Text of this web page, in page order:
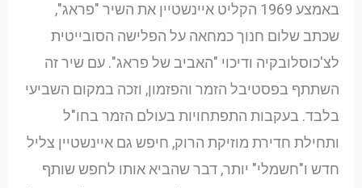
באמצע 1969 הקליט איינשטיין את השיר "פראג",
שכתב שלום חנוך כמחאה על הפלישה הסובייטית
לצ'כוסלובקיה ודיכוי "האביב של פראג". עם שיר זה
השתתף בפסטיבל הזמר והפזמון, וזכה במקום השביעי
בלבד. בעקבות התפתחויות בעולם הזמר בחו"ל
ותחילת חדירת מוזיקת הרוק, חיפש גם איינשטיין צליל
חדש ו"חשמלי" יותר, דבר שהביא אותו לחפש שותף